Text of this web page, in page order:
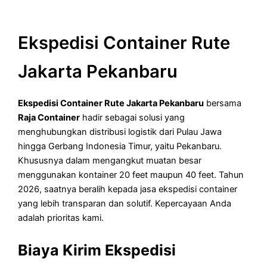
Ekspedisi Container Rute
Jakarta Pekanbaru
Ekspedisi Container Rute Jakarta Pekanbaru bersama
Raja Container hadir sebagai solusi yang
menghubungkan distribusi logistik dari Pulau Jawa
hingga Gerbang Indonesia Timur, yaitu Pekanbaru.
Khususnya dalam mengangkut muatan besar
menggunakan kontainer 20 feet maupun 40 feet. Tahun
2026, saatnya beralih kepada jasa ekspedisi container
yang lebih transparan dan solutif. Kepercayaan Anda
adalah prioritas kami.
Biaya Kirim Ekspedisi